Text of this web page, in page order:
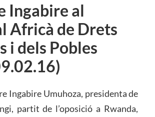
Ingabire al
Africà de Drets
i dels Pobles
Ingabire Umuhoza, presidenta de
partit de l’oposició a Rwanda,